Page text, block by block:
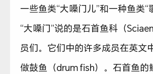
一些鱼类“大嗓门儿”和一种鱼类“
“大嗓门”说的是石首鱼科（
员们。它们中的许多成员在英文
做鼓鱼（drum fish）。石首鱼的